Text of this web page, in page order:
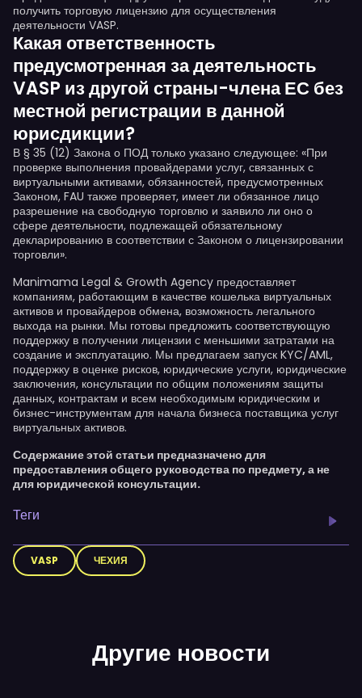
получить торговую лицензию для осуществления
деятельности VASP.
Какая ответственность
предусмотренная за деятельность
VASP из другой страны-члена ЕС без
местной регистрации в данной
юрисдикции?
В § 35 (12) Закона о ПОД только указано следующее: «При
проверке выполнения провайдерами услуг, связанных с
виртуальными активами, обязанностей, предусмотренных
Законом, FAU также проверяет, имеет ли обязанное лицо
разрешение на свободную торговлю и заявило ли оно о
сфере деятельности, подлежащей обязательному
декларированию в соответствии с Законом о лицензировании
торговли».
Manimama Legal & Growth Agency предоставляет
компаниям, работающим в качестве кошелька виртуальных
активов и провайдеров обмена, возможность легального
выхода на рынки. Мы готовы предложить соответствующую
поддержку в получении лицензии с меньшими затратами на
создание и эксплуатацию. Мы предлагаем запуск KYC/AML,
поддержку в оценке рисков, юридические услуги, юридические
заключения, консультации по общим положениям защиты
данных, контрактам и всем необходимым юридическим и
бизнес-инструментам для начала бизнеса поставщика услуг
виртуальных активов.
Содержание этой статьи предназначено для
предоставления общего руководства по предмету, а не
для юридической консультации.
Теги
VASP ЧЕХИЯ
Другие новости